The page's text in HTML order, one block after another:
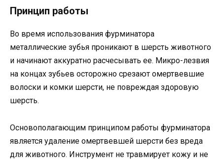
Принцип работы
Во время использования фурминатора
металлические зубья проникают в шерсть животного
и начинают аккуратно расчесывать ее. Микро-лезвия
на концах зубьев осторожно срезают омертвевшие
волоски и комки шерсти, не повреждая здоровую
шерсть.
Основополагающим принципом работы фурминатора
является удаление омертвевшей шерсти без вреда
для животного. Инструмент не травмирует кожу и не